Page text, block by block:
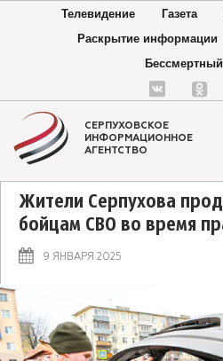
Телевидение Газета
Раскрытие информации
СЕРПУХОВСКОЕ
ИНФОРМАЦИОННОЕ
АГЕНТСТВО
Жители Серпухова
бойцам СВО во время
9 ЯНВАРЯ 2025